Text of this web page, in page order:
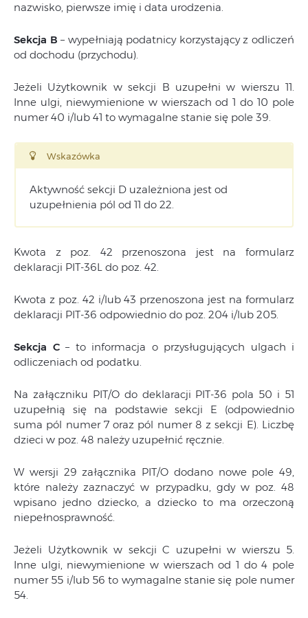
nazwisko, pierwsze imię i data urodzenia.
Sekcja B – wypełniają podatnicy korzystający z odliczeń
od dochodu (przychodu).
Jeżeli Użytkownik w sekcji B uzupełni w wierszu 11.
Inne ulgi, niewymienione w wierszach od 1 do 10 pole
numer 40 i/lub 41 to wymagalne stanie się pole 39.
Wskazówka
Aktywność sekcji D uzależniona jest od
uzupełnienia pól od 11 do 22.
Kwota z poz. 42 przenoszona jest na formularz
deklaracji PIT-36L do poz. 42.
Kwota z poz. 42 i/lub 43 przenoszona jest na formularz
deklaracji PIT-36 odpowiednio do poz. 204 i/lub 205.
Sekcja C– to informacja o przysługujących ulgach i
odliczeniach od podatku.
Na załączniku PIT/O do deklaracji PIT-36 pola 50 i 51
uzupełnią się na podstawie sekcji E (odpowiednio
suma pól numer 7 oraz pól numer 8 z sekcji E). Liczbę
dzieci w poz. 48 należy uzupełnić ręcznie.
W wersji 29 załącznika PIT/O dodano nowe pole 49,
które należy zaznaczyć w przypadku, gdy w poz. 48
wpisano jedno dziecko, a dziecko to ma orzeczoną
niepełnosprawność.
Jeżeli Użytkownik w sekcji C uzupełni w wierszu 5.
Inne ulgi, niewymienione w wierszach od 1 do 4 pole
numer 55 i/lub 56 to wymagalne stanie się pole numer
54.